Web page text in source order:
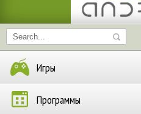
Игры
Программы